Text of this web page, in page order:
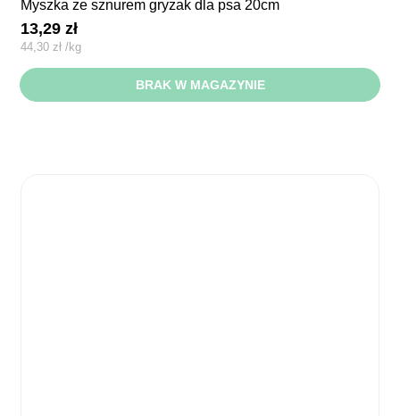
myszka ze sznurem gryzak dla psa 20cm
13,29zł
44,30zł /kg
BRAK W MAGAZYNIE